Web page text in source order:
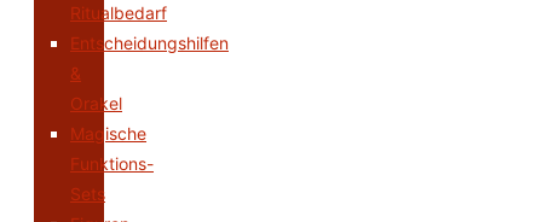
Ritualbedarf
Entscheidungshilfen
&
Orakel
Magische
Funktions-
Sets